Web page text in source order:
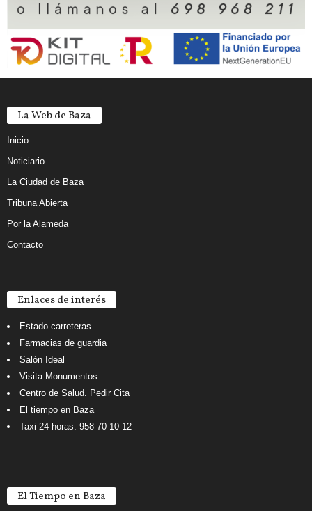
La Web de Baza
Inicio
Noticiario
La Ciudad de Baza
Tribuna Abierta
Por la Alameda
Contacto
Enlaces de interés
Estado carreteras
Farmacias de guardia
Salón Ideal
Visita Monumentos
Centro de Salud. Pedir Cita
El tiempo en Baza
Taxi 24 horas: 958 70 10 12
El Tiempo en Baza